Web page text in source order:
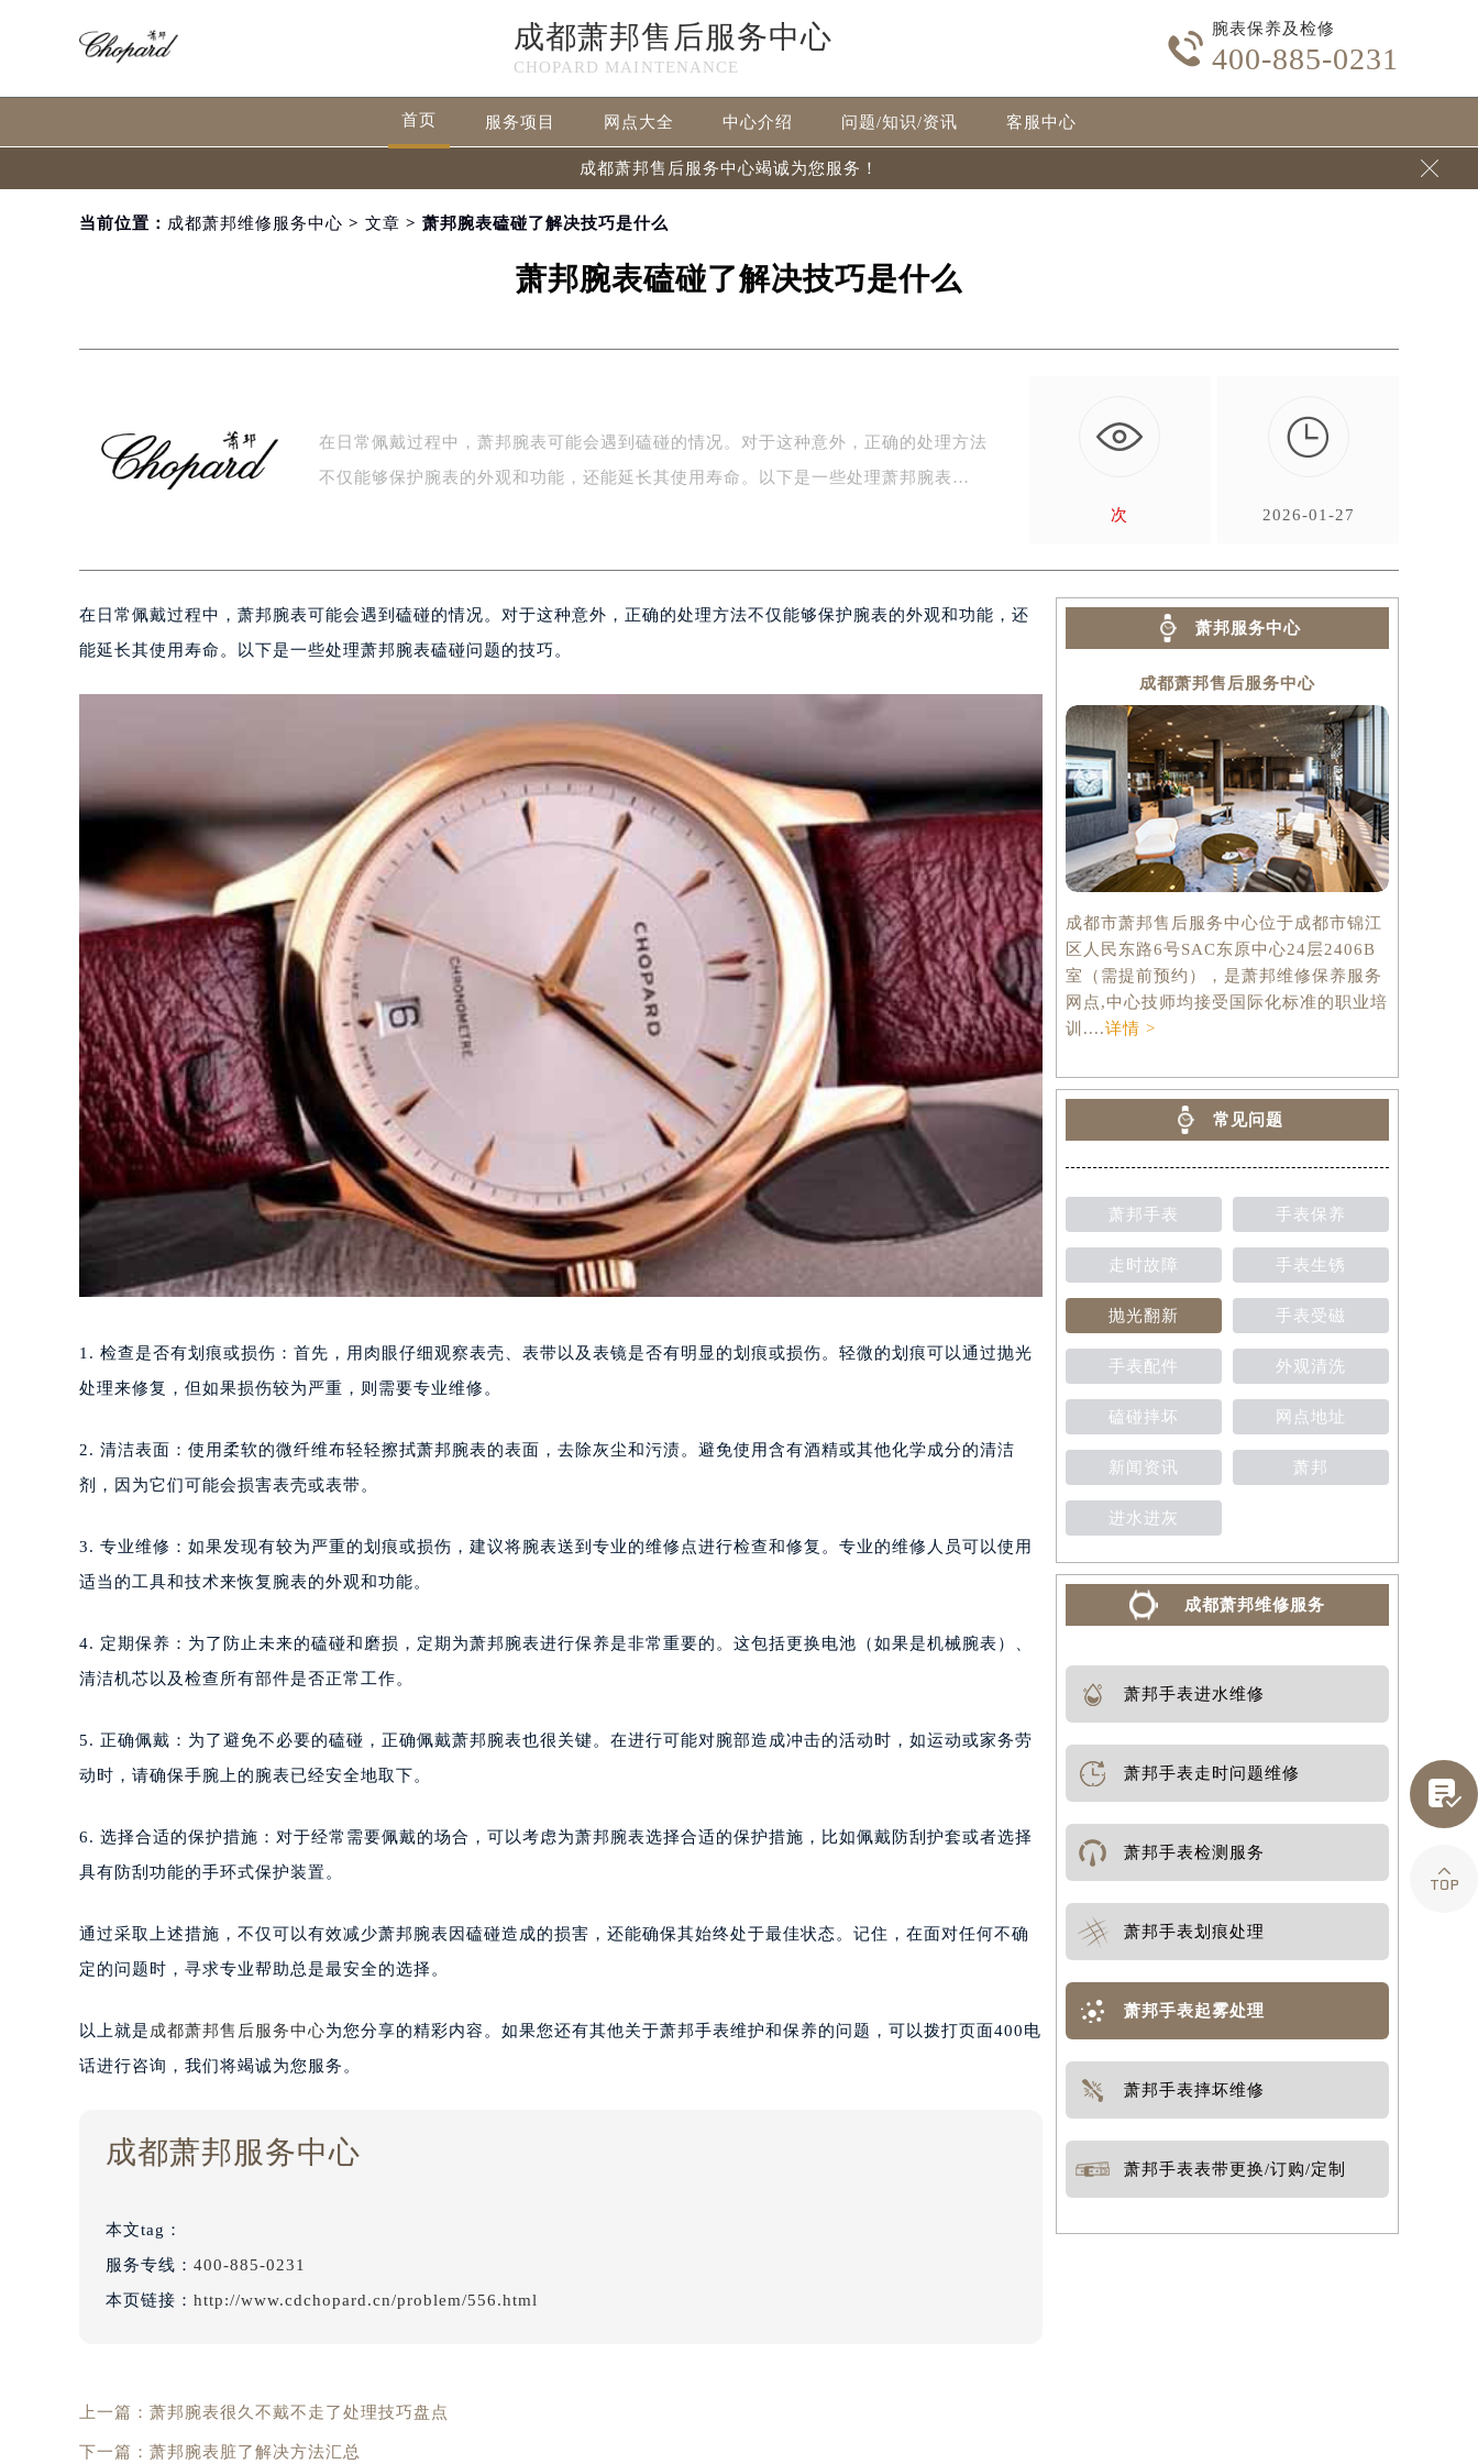
成都萧邦售后服务中心
CHOPARD MAINTENANCE

腕表保养及检修
400-885-0231
首页 服务项目 网点大全 中心介绍 问题/知识/资讯 客服中心
成都萧邦售后服务中心竭诚为您服务！ 
当前位置： 成都萧邦维修服务中心 > 文章 > 萧邦腕表磕碰了解决技巧是什么
萧邦腕表磕碰了解决技巧是什么
在日常佩戴过程中，萧邦腕表可能会遇到磕碰的情况。对于这种意外，正确的处理方法
不仅能够保护腕表的外观和功能，还能延长其使用寿命。以下是一些处理萧邦腕表…
次

2026-01-27
在日常佩戴过程中，萧邦腕表可能会遇到磕碰的情况。对于这种意外，正确的处理方法不仅能够保护腕表的外观和功能，还
能延长其使用寿命。以下是一些处理萧邦腕表磕碰问题的技巧。
1. 检查是否有划痕或损伤：首先，用肉眼仔细观察表壳、表带以及表镜是否有明显的划痕或损伤。轻微的划痕可以通过抛光
处理来修复，但如果损伤较为严重，则需要专业维修。
2. 清洁表面：使用柔软的微纤维布轻轻擦拭萧邦腕表的表面，去除灰尘和污渍。避免使用含有酒精或其他化学成分的清洁
剂，因为它们可能会损害表壳或表带。
3. 专业维修：如果发现有较为严重的划痕或损伤，建议将腕表送到专业的维修点进行检查和修复。专业的维修人员可以使用
适当的工具和技术来恢复腕表的外观和功能。
4. 定期保养：为了防止未来的磕碰和磨损，定期为萧邦腕表进行保养是非常重要的。这包括更换电池（如果是机械腕表）、
清洁机芯以及检查所有部件是否正常工作。
5. 正确佩戴：为了避免不必要的磕碰，正确佩戴萧邦腕表也很关键。在进行可能对腕部造成冲击的活动时，如运动或家务劳
动时，请确保手腕上的腕表已经安全地取下。
6. 选择合适的保护措施：对于经常需要佩戴的场合，可以考虑为萧邦腕表选择合适的保护措施，比如佩戴防刮护套或者选择
具有防刮功能的手环式保护装置。
通过采取上述措施，不仅可以有效减少萧邦腕表因磕碰造成的损害，还能确保其始终处于最佳状态。记住，在面对任何不确
定的问题时，寻求专业帮助总是最安全的选择。
以上就是 成都萧邦售后服务中心为您分享的精彩内容。如果您还有其他关于萧邦手表维护和保养的问题，可以拨打页面400电
话进行咨询，我们将竭诚为您服务。
成都萧邦服务中心
本文tag：
服务专线： 400-885-0231
本页链接： http://www.cdchopard.cn/problem/556.html
上一篇： 萧邦腕表很久不戴不走了处理技巧盘点
下一篇： 萧邦腕表脏了解决方法汇总
萧邦服务中心
成都萧邦售后服务中心
成都市萧邦售后服务中心位于成都市锦江
区人民东路6号SAC东原中心24层2406B
室（需提前预约），是萧邦维修保养服务
网点,中心技师均接受国际化标准的职业培
训....详情 >
常见问题
萧邦手表 手表保养
走时故障 手表生锈
抛光翻新 手表受磁
手表配件 外观清洗
磕碰摔坏 网点地址
新闻资讯 萧邦
进水进灰
成都萧邦维修服务
萧邦手表进水维修
萧邦手表走时问题维修
萧邦手表检测服务
萧邦手表划痕处理
萧邦手表起雾处理
萧邦手表摔坏维修
萧邦手表表带更换/订购/定制

